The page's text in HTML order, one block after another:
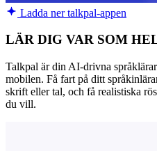
Ladda ner talkpal-appen
LÄR DIG VAR SOM
Talkpal är din AI-drivna
mobilen. Få fart på ditt
skrift eller tal, och få realistiska
du vill.